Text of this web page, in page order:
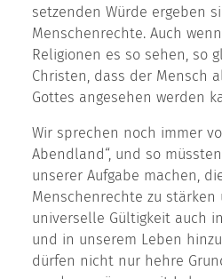
setzenden Würde ergeben
Menschenrechte. Auch
Religionen es so sehen, so
Christen, dass der Mensch
Gottes angesehen werden
Wir sprechen noch immer
Abendland“, und so
unserer Aufgabe machen,
Menschenrechte zu stärken
universelle Gültigkeit auch
und in unserem Leben
dürfen nicht nur hehre